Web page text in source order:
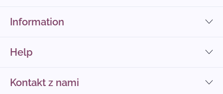
Information
Help
Kontakt z nami